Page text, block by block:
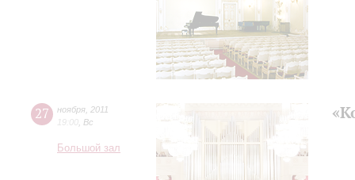
27 ноября 2011
19:00
Вс
Большой зал